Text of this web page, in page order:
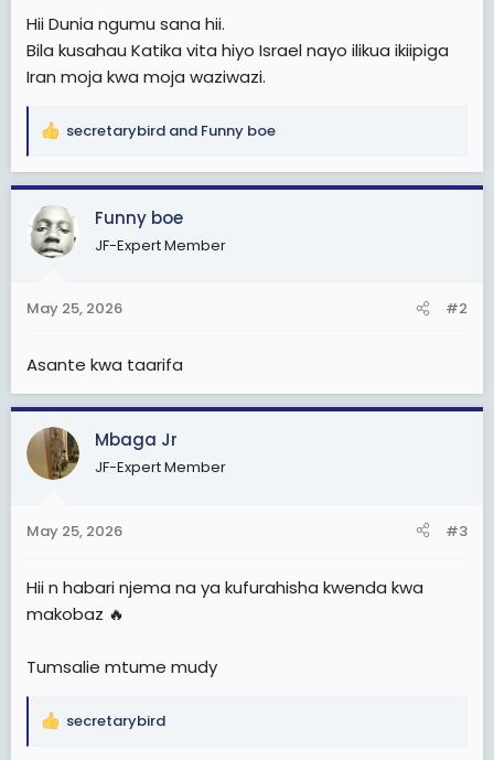
Hii Dunia ngumu sana hii.
Bila kusahau Katika vita hiyo Israel nayo ilikua ikiipiga
Iran moja kwa moja waziwazi.
R
a
c
t
i
s
secretarybird and Funny boe
Funny boe
JF-Expert Member
May 25, 2026 #2
Asante kwa taarifa
Mbaga Jr
JF-Expert Member
May 25, 2026 #3
Hii n habari njema na ya kufurahisha kwenda kwa
makobaz 🔥
Tumsalie mtume mudy
R
secretarybird